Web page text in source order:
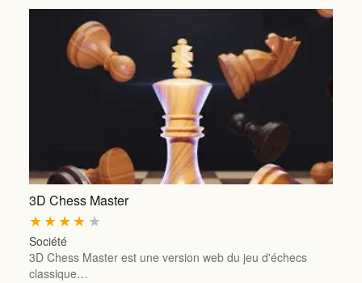
3D Chess Master
★
★
★
★
★
Société
3D Chess Master est une version web du jeu d'échecs
classique…